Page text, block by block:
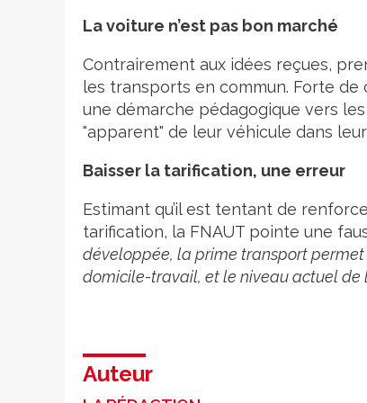
La voiture n’est pas bon marché
Contrairement aux idées reçues,
les transports en commun. Forte
une démarche pédagogique vers
"apparent" de leur véhicule dans
Baisser la tarification, une erreur
Estimant qu’il est tentant de
tarification, la FNAUT pointe une
développée, la prime transport
domicile-travail, et le niveau actuel de
Auteur